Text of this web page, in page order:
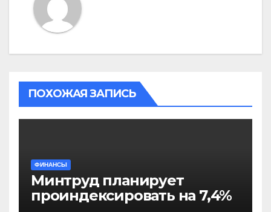
ПОХОЖАЯ ЗАПИСЬ
ФИНАНСЫ
Минтруд планирует
проиндексировать на 7,4%